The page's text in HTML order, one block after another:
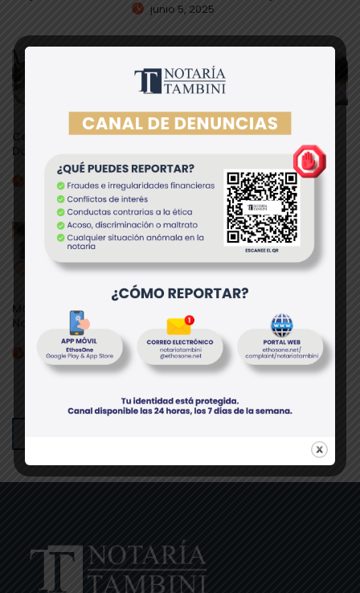
junio 5, 2025
Certificado
Domiciliario
junio 5, 2025
Certificado de
junio 5, 2025
Cartas
Notariales
junio 5, 2025
Matrimonio
Notarial
junio 5, 2025